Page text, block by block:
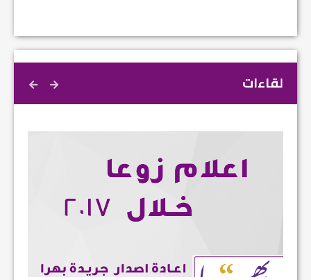
لقاءات